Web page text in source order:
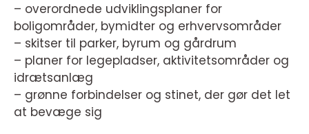
– overordnede udviklingsplaner for
boligområder, bymidter og erhvervsområder
– skitser til parker, byrum og gårdrum
– planer for legepladser, aktivitetsområder og
idrætsanlæg
– grønne forbindelser og stinet, der gør det let
at bevæge sig